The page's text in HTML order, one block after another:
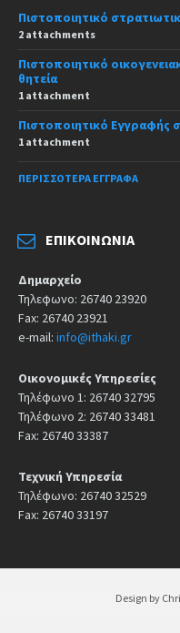
Πιστοποιητικό
2 attachments
Πιστοποιητικό
θητεία
1 attachment
Πιστοποιητικό
1 attachment
ΠΕΡΙΣΣΌΤΕΡΑ ΈΓΓΡΑΦΑ
ΕΠΙΚΟΙΝΩΝΊΑ
Δημαρχείο
Τηλεφωνο: 26740 23920
Fax: 26740 23921
e-mail: info@ithaki.gr
Οικονομικές Υπηρεσίες
Τηλέφωνο 1: 26740 32795
Τηλέφωνο 2: 26740 33481
Fax: 26740 33387
Τεχνική Υπηρεσία
Τηλέφωνο: 26740 32529
Fax: 26740 33197
Design by